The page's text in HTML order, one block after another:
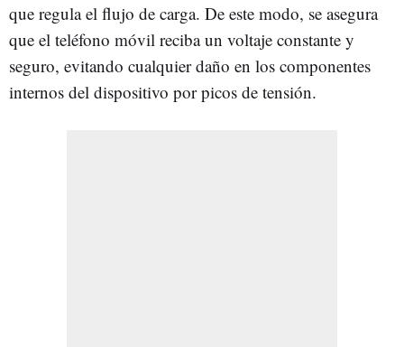
que regula el flujo de carga. De este modo, se asegura
que el teléfono móvil reciba un voltaje constante y
seguro, evitando cualquier daño en los componentes
internos del dispositivo por picos de tensión.